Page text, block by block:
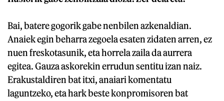
Bai, batere gogorik gabe nenbilen azkenaldian.
Anaiek egin beharra zegoela esaten zidaten arren, ez
nuen freskotasunik, eta horrela zaila da aurrera
egitea. Gauza askorekin errudun sentitu izan naiz.
Erakustaldiren bat itxi, anaiari komentatu
laguntzeko, eta hark beste konpromisoren bat